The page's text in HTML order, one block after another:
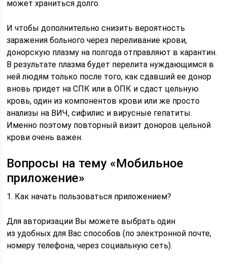
может храниться долго.
И чтобы дополнительно снизить вероятность
заражения больного через переливание крови,
донорскую плазму на полгода отправляют в карантин.
В результате плазма будет перелита нуждающимся в
ней людям только после того, как сдавший ее донор
вновь придет на СПК или в ОПК и сдаст цельную
кровь, один из компонентов крови или же просто
анализы на ВИЧ, сифилис и вирусные гепатиты.
Именно поэтому повторный визит доноров цельной
крови очень важен.
Вопросы на тему «Мобильное
приложение»
1. Как начать пользоваться приложением?
Для авторизации Вы можете выбрать один
из удобных для Вас способов (по электронной почте,
номеру телефона, через социальную сеть).